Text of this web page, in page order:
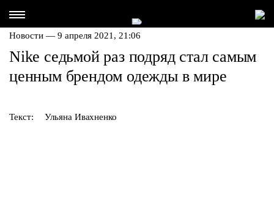
Новости — 9 апреля 2021, 21:06
Nike седьмой раз подряд стал самым
ценным брендом одежды в мире
Текст: Ульяна Ивахненко